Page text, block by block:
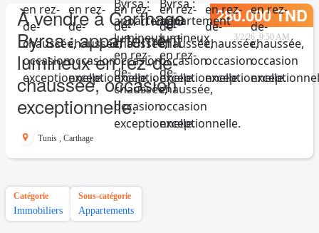
À vendre à Carthage
Byrsa : appartement
lumineux en rez-de-
chaussée, occasion
exceptionnelle.
280.000 TND
3/2/26, 9:50 AM
Tunis , Carthage
Catégorie
Immobiliers
Sous-catégorie
Appartements